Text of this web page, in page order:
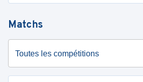
Matchs
Toutes les compétitions